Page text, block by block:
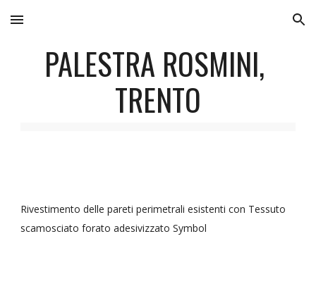
Skip to main content Skip to navigation
PALESTRA ROSMINI,
TRENTO
Rivestimento delle pareti perimetrali esistenti con Tessuto
scamosciato forato adesivizzato Symbol